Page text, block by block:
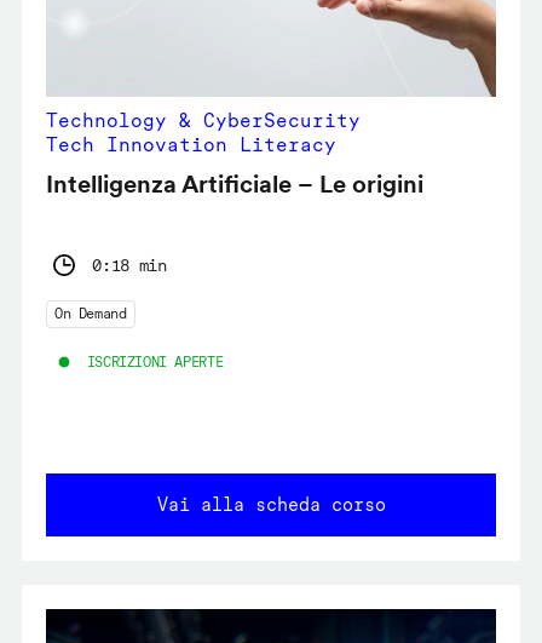
Technology & CyberSecurity
Tech Innovation Literacy
Intelligenza Artificiale – Le origini
0:18 min
On Demand
ISCRIZIONI APERTE
Vai alla scheda corso